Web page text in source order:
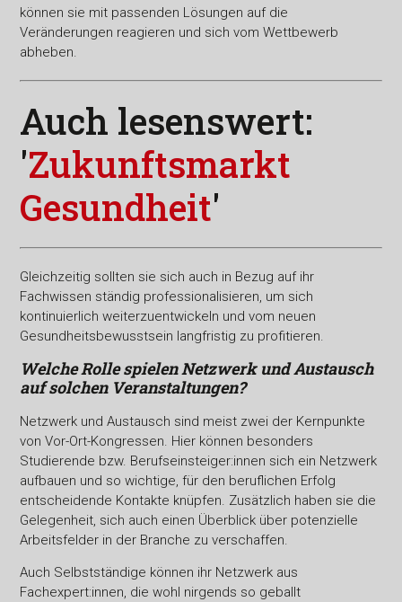
können sie mit passenden Lösungen auf die
Veränderungen reagieren und sich vom Wettbewerb
abheben.
Auch lesenswert:
'Zukunftsmarkt
Gesundheit'
Gleichzeitig sollten sie sich auch in Bezug auf ihr
Fachwissen ständig professionalisieren, um sich
kontinuierlich weiterzuentwickeln und vom neuen
Gesundheitsbewusstsein langfristig zu profitieren.
Welche Rolle spielen Netzwerk und Austausch
auf solchen Veranstaltungen?
Netzwerk und Austausch sind meist zwei der Kernpunkte
von Vor-Ort-Kongressen. Hier können besonders
Studierende bzw. Berufseinsteiger:innen sich ein Netzwerk
aufbauen und so wichtige, für den beruflichen Erfolg
entscheidende Kontakte knüpfen. Zusätzlich haben sie die
Gelegenheit, sich auch einen Überblick über potenzielle
Arbeitsfelder in der Branche zu verschaffen.
Auch Selbstständige können ihr Netzwerk aus
Fachexpert:innen, die wohl nirgends so geballt